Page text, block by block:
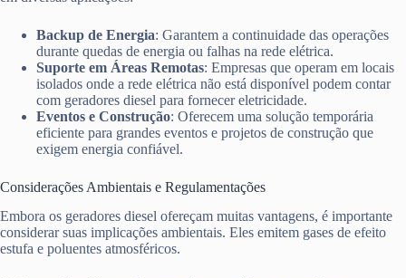
Backup de Energia: Garantem a continuidade das operações
durante quedas de energia ou falhas na rede elétrica.
Suporte em Áreas Remotas: Empresas que operam em locais
isolados onde a rede elétrica não está disponível podem contar
com geradores diesel para fornecer eletricidade.
Eventos e Construção: Oferecem uma solução temporária
eficiente para grandes eventos e projetos de construção que
exigem energia confiável.
Considerações Ambientais e Regulamentações
Embora os geradores diesel ofereçam muitas vantagens, é importante
considerar suas implicações ambientais. Eles emitem gases de efeito
estufa e poluentes atmosféricos.